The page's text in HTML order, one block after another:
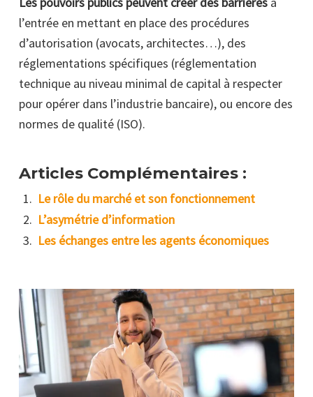
l’entrée en mettant en place des procédures
d’autorisation (avocats, architectes…), des
réglementations spécifiques (réglementation
technique au niveau minimal de capital à respecter
pour opérer dans l’industrie bancaire), ou encore des
normes de qualité (ISO).
Articles Complémentaires :
Le rôle du marché et son fonctionnement
L’asymétrie d’information
Les échanges entre les agents économiques